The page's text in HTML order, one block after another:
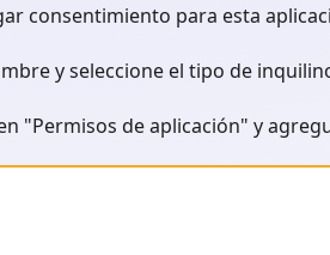
consentimiento para esta
y seleccione el tipo de
"Permisos de aplicación" y